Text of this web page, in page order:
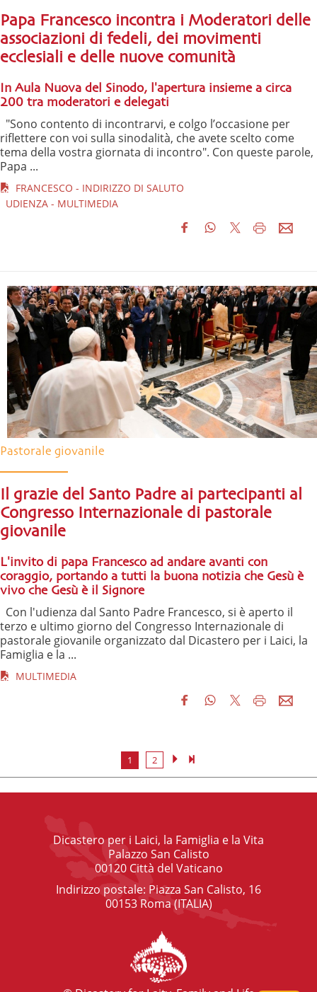
Papa Francesco incontra i Moderatori delle
associazioni di fedeli, dei movimenti
ecclesiali e delle nuove comunità
In Aula Nuova del Sinodo, l'apertura insieme a circa
200 tra moderatori e delegati
"Sono contento di incontrarvi, e colgo l’occasione per
riflettere con voi sulla sinodalità, che avete scelto come
tema della vostra giornata di incontro". Con queste parole,
Papa ...
FRANCESCO - INDIRIZZO DI SALUTO
UDIENZA - MULTIMEDIA
Pastorale giovanile
Il grazie del Santo Padre ai partecipanti al
Congresso Internazionale di pastorale
giovanile
L'invito di papa Francesco ad andare avanti con
coraggio, portando a tutti la buona notizia che Gesù è
vivo che Gesù è il Signore
Con l'udienza dal Santo Padre Francesco, si è aperto il
terzo e ultimo giorno del Congresso Internazionale di
pastorale giovanile organizzato dal Dicastero per i Laici, la
Famiglia e la ...
MULTIMEDIA
1 2
Dicastero per i Laici, la Famiglia e la Vita
Palazzo San Calisto
00120 Città del Vaticano
Indirizzo postale: Piazza San Calisto, 16
00153 Roma (ITALIA)